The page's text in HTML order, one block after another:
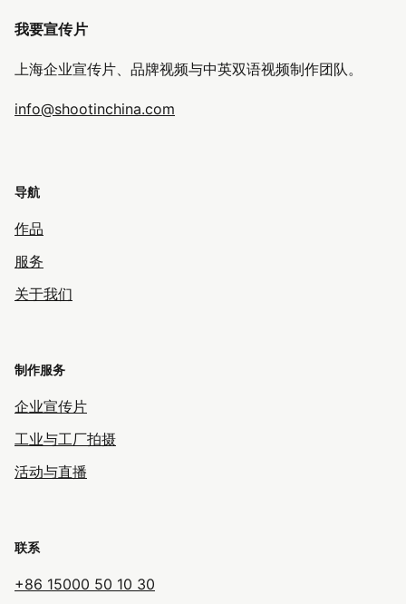
我要宣传片
上海企业宣传片、品牌视频与中英双语视频制作团队。
info@shootinchina.com
导航
作品
服务
关于我们
制作服务
企业宣传片
工业与工厂拍摄
活动与直播
联系
+86 15000 50 10 30